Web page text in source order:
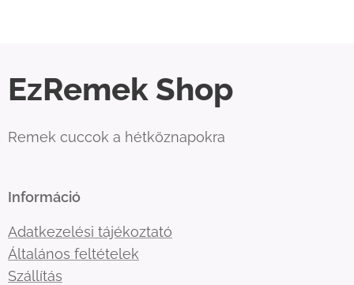
EzRemek Shop
Remek cuccok a hétköznapokra
Információ
Adatkezelési tájékoztató
Általános feltételek
Szállítás